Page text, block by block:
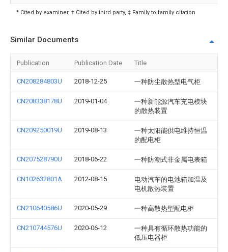
* Cited by examiner, † Cited by third party, ‡ Family to family citation
Similar Documents
Publication Publication Date Title
CN208284803U 2018-12-25 一种防尘散热型电气柜
CN208338178U 2019-01-04
一种新能源汽车充电模块
的散热装置
CN209250019U 2019-08-13
一种太阳能供电维持恒温
的配电柜
CN207528790U 2018-06-22 一种防潮式非金属电表箱
CN102632801A 2012-08-15
电动汽车的电池箱加温及
电机散热装置
CN210640586U 2020-05-29 一种高散热型配电柜
CN210744576U 2020-06-12
一种具有循环散热功能的
低压电器柜